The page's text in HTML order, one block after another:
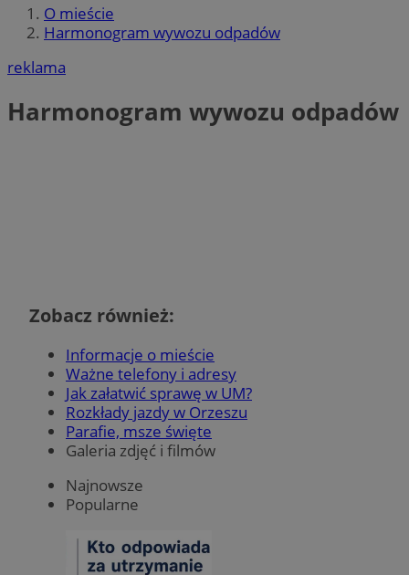
O mieście
Harmonogram wywozu odpadów
reklama
Harmonogram wywozu odpadów
Zobacz również:
Informacje o mieście
Ważne telefony i adresy
Jak załatwić sprawę w UM?
Rozkłady jazdy w Orzeszu
Parafie, msze święte
Galeria zdjęć i filmów
Najnowsze
Popularne